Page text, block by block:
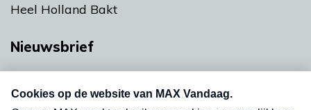
Heel Holland Bakt
Nieuwsbrief
nieuwsbrief. Elke vrijdag- en dinsdagochtend in